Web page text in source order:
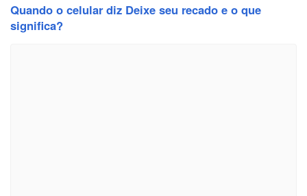
Quando o celular diz Deixe seu recado e o que
significa?